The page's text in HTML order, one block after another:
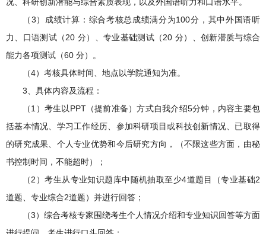
况、科研创新潜能与综合素质表现，以及外国语听力和口语水平。
（3）成绩计算：综合考核总成绩满分为100分，其中外国语听
力、口语测试（20 分）、专业基础测试（20 分）、创新潜质与综合
能力各项测试（60 分）。
（4）考核具体时间、地点以学院通知为准。
3、具体内容及流程：
（1）考生以PPT（提前准备）方式自我介绍5分钟，内容主要包
括基本情况、学习工作经历、参加科研项目或科技创新情况、已取得
的研究成果、个人专业优势和今后研究方向，（不限这些方面，由秘
书控制时间，不能超时）；
（2）考生从专业知识题库中随机抽取至少4道题目（专业基础2
道题、专业综合2道题）并进行回答；
（3）综合考核专家围绕考生个人情况介绍和专业知识回答等方面